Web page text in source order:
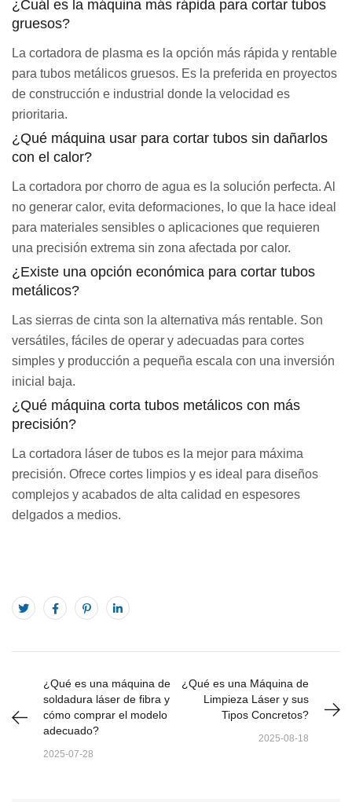
¿Cuál es la máquina más rápida para cortar tubos
gruesos?
La cortadora de plasma es la opción más rápida y rentable
para tubos metálicos gruesos. Es la preferida en proyectos
de construcción e industrial donde la velocidad es
prioritaria.
¿Qué máquina usar para cortar tubos sin dañarlos
con el calor?
La cortadora por chorro de agua es la solución perfecta. Al
no generar calor, evita deformaciones, lo que la hace ideal
para materiales sensibles o aplicaciones que requieren
una precisión extrema sin zona afectada por calor.
¿Existe una opción económica para cortar tubos
metálicos?
Las sierras de cinta son la alternativa más rentable. Son
versátiles, fáciles de operar y adecuadas para cortes
simples y producción a pequeña escala con una inversión
inicial baja.
¿Qué máquina corta tubos metálicos con más
precisión?
La cortadora láser de tubos es la mejor para máxima
precisión. Ofrece cortes limpios y es ideal para diseños
complejos y acabados de alta calidad en espesores
delgados a medios.
¿Qué es una máquina de
soldadura láser de fibra y
cómo comprar el modelo
adecuado?
2025-07-28
¿Qué es una Máquina de
Limpieza Láser y sus
Tipos Concretos?
2025-08-18